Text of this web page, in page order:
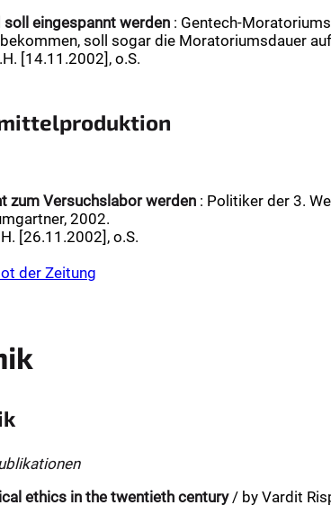
soll eingespannt werden : Gentech-
soll sogar die Moratoriumsdauer
[14.11.2002], o.S.
zum Versuchslabor werden : Politiker der 3.
2002.
[26.11.2002], o.S.
der Zeitung
ethics in the twentieth century/ by Vardit